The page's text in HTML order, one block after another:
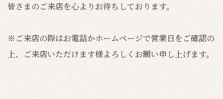
皆さまのご来店を心よりお待ちしております。
※ご来店の際はお電話かホームページで営業日をご確認の
上、ご来店いただけます様よろしくお願い申し上げます。